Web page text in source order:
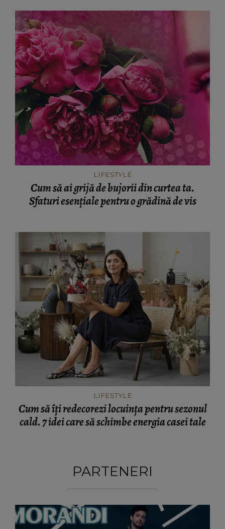
LIFESTYLE
Cum să ai grijă de bujorii din curtea ta.
Sfaturi esențiale pentru o grădină de vis
LIFESTYLE
Cum să îți redecorezi locuința pentru sezonul
cald. 7 idei care să schimbe energia casei tale
PARTENERI